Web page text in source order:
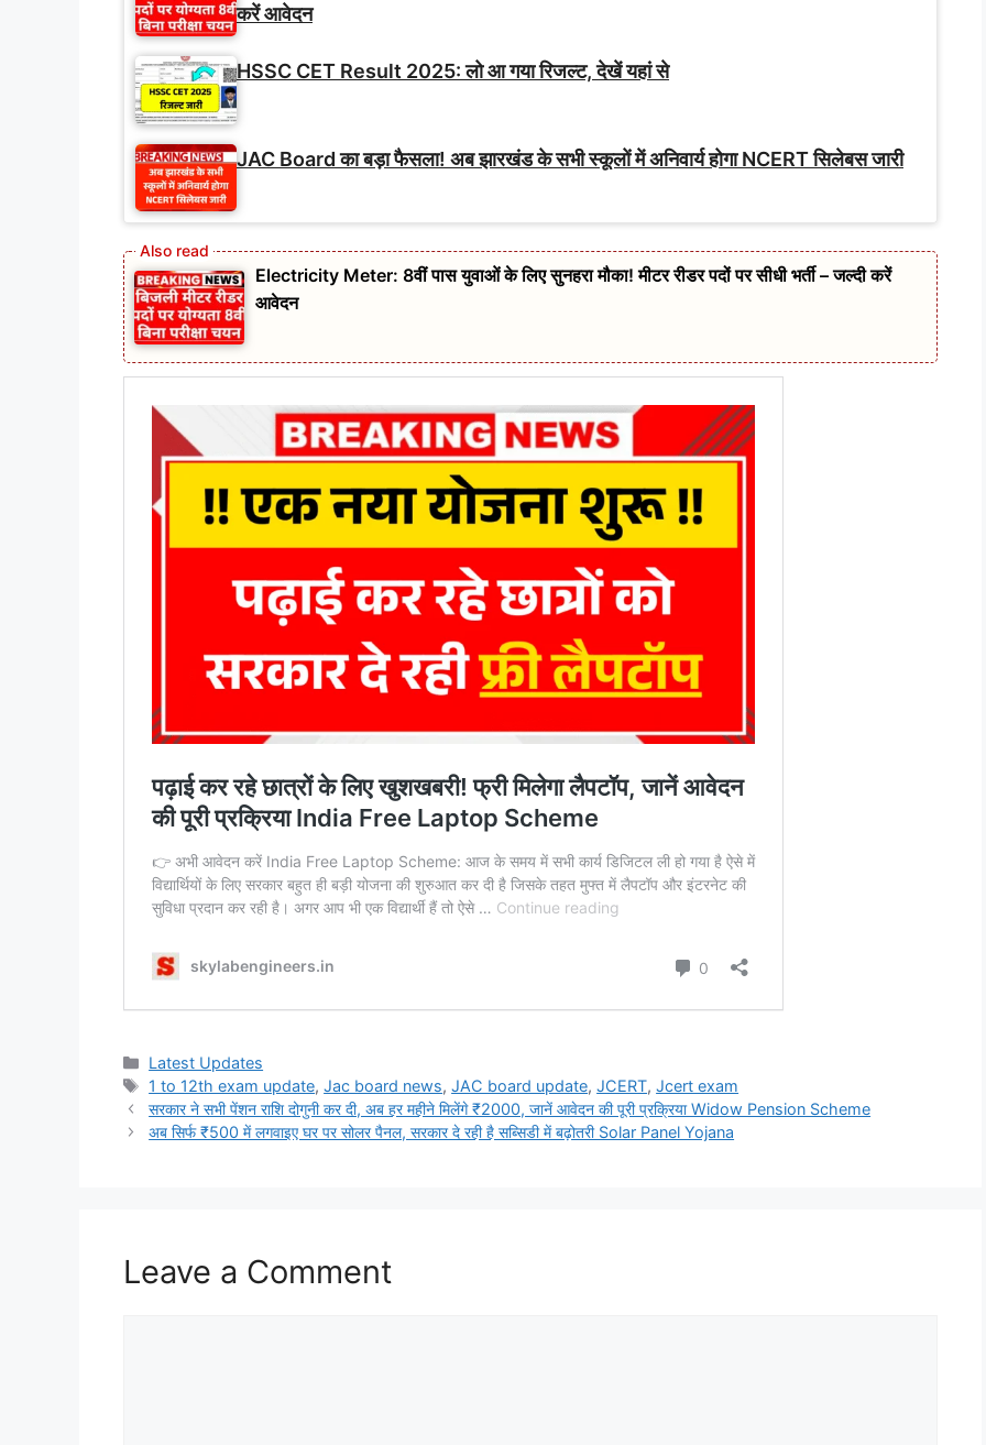
करें आवेदन
HSSC CET Result 2025: लो आ गया रिजल्ट, देखें यहां से
JAC Board का बड़ा फैसला! अब झारखंड के सभी स्कूलों में अनिवार्य होगा NCERT सिलेबस जारी
Electricity Meter: 8वीं पास युवाओं के लिए सुनहरा मौका! मीटर रीडर पदों पर सीधी भर्ती – जल्दी करें
आवेदन
Categories
Latest Updates
Tags
1 to 12th exam update,Jac board news,JAC board update,JCERT,Jcert exam
सरकार ने सभी पेंशन राशि दोगुनी कर दी, अब हर महीने मिलेंगे ₹2000, जानें आवेदन की पूरी प्रक्रिया Widow Pension Scheme
अब सिर्फ ₹500 में लगवाइए घर पर सोलर पैनल, सरकार दे रही है सब्सिडी में बढ़ोतरी Solar Panel Yojana
Leave a Comment